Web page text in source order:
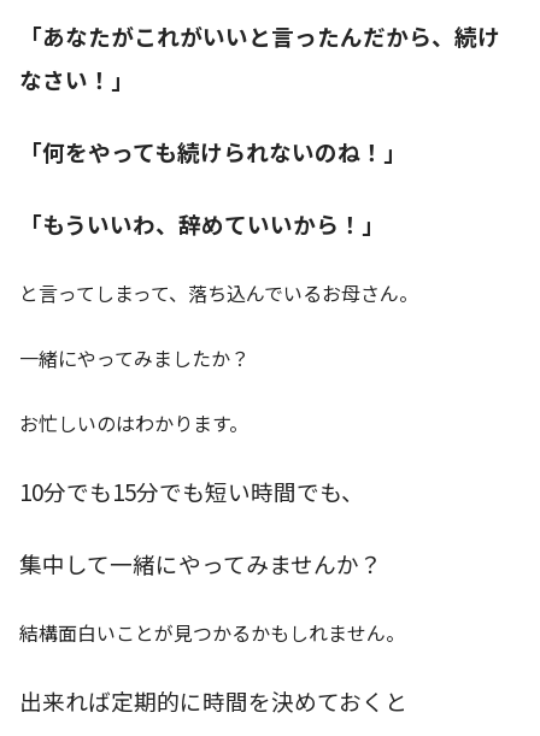
「あなたがこれがいいと言ったんだから、続け
なさい！」
「何をやっても続けられないのね！」
「もういいわ、辞めていいから！」
と言ってしまって、落ち込んでいるお母さん。
一緒にやってみましたか？
お忙しいのはわかります。
10分でも15分でも短い時間でも、
集中して一緒にやってみませんか？
結構面白いことが見つかるかもしれません。
出来れば定期的に時間を決めておくと